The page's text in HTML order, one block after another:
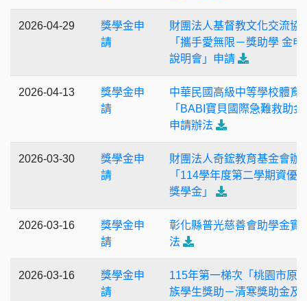
2026-04-29
獎學金申
請
財團法人基督教文化交流協
「攜手愛無限－獎助學 金申
說明會」申請
2026-04-13
獎學金申
請
中華民國高級中等學校體育
「BABI寶貝國際急難救助金
申請辦法
2026-03-30
獎學金申
請
財團法人奇鋐教育基金會辦
「114學年度第二學期資優
獎學金」
2026-03-16
獎學金申
請
彰化縣普光慈善會助學金實
法
2026-03-16
獎學金申
請
115年第一梯次「桃園市原
族學生獎助－清寒獎助金及